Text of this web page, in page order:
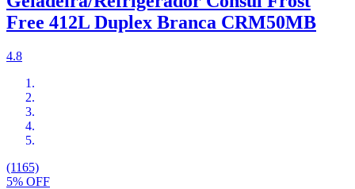
Free 412L Duplex Branca CRM50MB
4.8
(1165)
5% OFF